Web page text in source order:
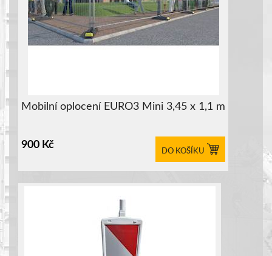
Mobilní oplocení EURO3 Mini 3,45 x 1,1 m
900 Kč
DO KOŠÍKU